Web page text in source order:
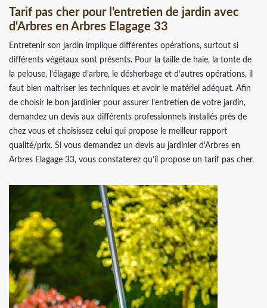
Tarif pas cher pour l’entretien de jardin avec
d'Arbres en Arbres Elagage 33
Entretenir son jardin implique différentes opérations, surtout si
différents végétaux sont présents. Pour la taille de haie, la tonte de
la pelouse, l’élagage d’arbre, le désherbage et d’autres opérations, il
faut bien maitriser les techniques et avoir le matériel adéquat. Afin
de choisir le bon jardinier pour assurer l’entretien de votre jardin,
demandez un devis aux différents professionnels installés près de
chez vous et choisissez celui qui propose le meilleur rapport
qualité/prix. Si vous demandez un devis au jardinier d'Arbres en
Arbres Elagage 33, vous constaterez qu’il propose un tarif pas cher.